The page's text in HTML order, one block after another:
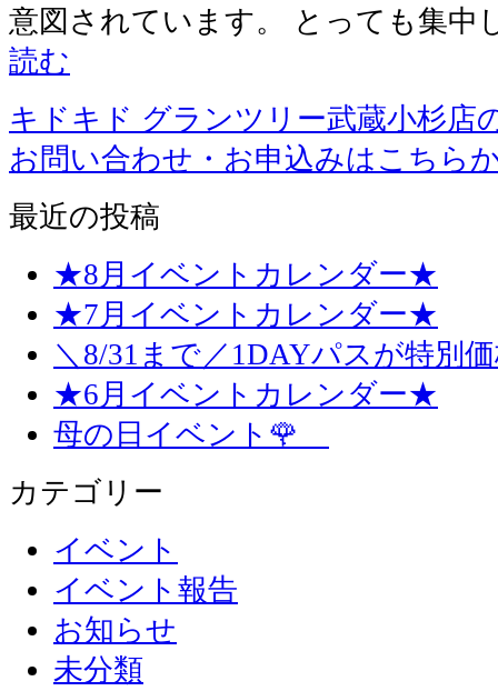
意図されています。 とっても集
読む
キドキド グランツリー武蔵小杉店
お問い合わせ・お申込みはこちら
最近の投稿
★8月イベントカレンダー★
★7月イベントカレンダー★
＼8/31まで／1DAYパスが特別
★6月イベントカレンダー★
母の日イベント🌹
カテゴリー
イベント
イベント報告
お知らせ
未分類